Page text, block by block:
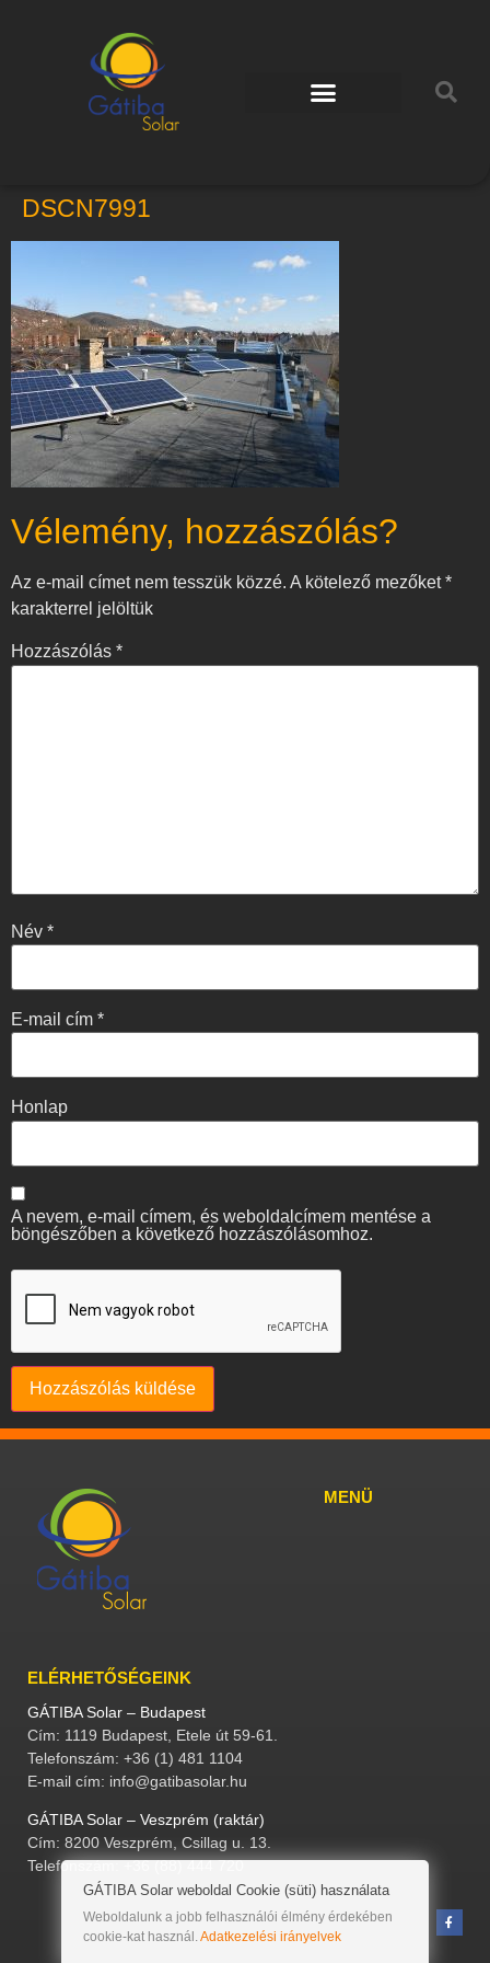
DSCN7991
Vélemény, hozzászólás?
Az e-mail címet nem tesszük közzé. A kötelező mezőket*
karakterrel jelöltük
Hozzászólás *
Név *
E-mail cím *
Honlap
A nevem, e-mail címem, és weboldalcímem mentése a
böngészőben a következő hozzászólásomhoz.
MENÜ
ELÉRHETŐSÉGEINK
GÁTIBA Solar – Budapest
Cím: 1119 Budapest, Etele út 59-61.
Telefonszám: +36 (1) 481 1104
E-mail cím: info@gatibasolar.hu
GÁTIBA Solar – Veszprém (raktár)
Cím: 8200 Veszprém, Csillag u. 13.
Telefonszám: +36 (88) 444 720
GÁTIBA Solar weboldal Cookie (süti) használata
Weboldalunk a jobb felhasználói élmény érdekében
cookie-kat használ.Adatkezelési irányelvek